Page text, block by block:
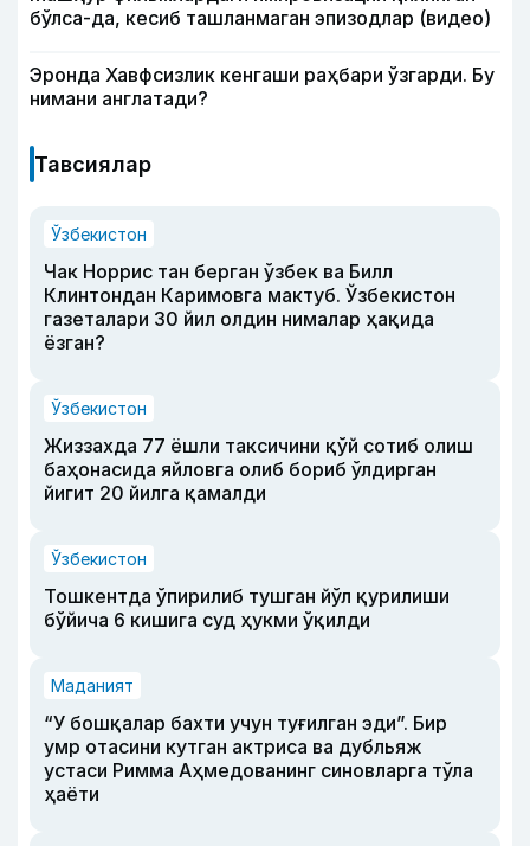
бўлса-да, кесиб ташланмаган эпизодлар (видео)
Эронда Хавфсизлик кенгаши раҳбари ўзгарди. Бу
нимани англатади?
Тавсиялар
Ўзбекистон
Чак Норрис тан берган ўзбек ва Билл
Клинтондан Каримовга мактуб. Ўзбекистон
газеталари 30 йил олдин нималар ҳақида
ёзган?
Ўзбекистон
Жиззахда 77 ёшли таксичини қўй сотиб олиш
баҳонасида яйловга олиб бориб ўлдирган
йигит 20 йилга қамалди
Ўзбекистон
Тошкентда ўпирилиб тушган йўл қурилиши
бўйича 6 кишига суд ҳукми ўқилди
Маданият
“У бошқалар бахти учун туғилган эди”. Бир
умр отасини кутган актриса ва дубльяж
устаси Римма Аҳмедованинг синовларга тўла
ҳаёти